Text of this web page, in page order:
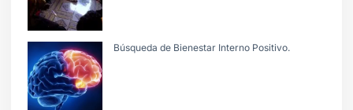
Búsqueda de Bienestar Interno Positivo.